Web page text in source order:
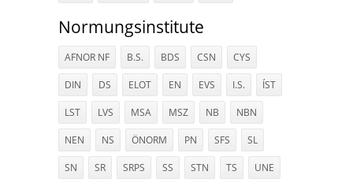
Normungsinstitute
AFNOR NF B.S. BDS CSN CYS
DIN DS ELOT EN EVS I.S. ÍST
LST LVS MSA MSZ NB NBN
NEN NS ÖNORM PN SFS SL
SN SR SRPS SS STN TS UNE